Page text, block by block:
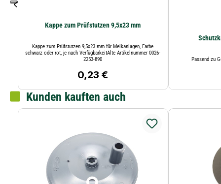
Kappe zum Prüfstutzen 9,5x23 mm
Kappe zum Prüfstutzen 9,5x23 mm für Melkanlagen, Farbe
schwarz oder rot, je nach VerfügbarkeitAlte Artikelnummer 0026-
2253-890
Regulärer Preis:
0,23 €
Passend zu
Kunden kauften auch